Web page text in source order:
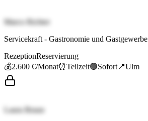
Marco Richter
Servicekraft - Gastronomie und Gastgewerbe
RezeptionReservierung
💰2.600 €/Monat⏰Teilzeit🟢Sofort 📍Ulm
Laura Braun